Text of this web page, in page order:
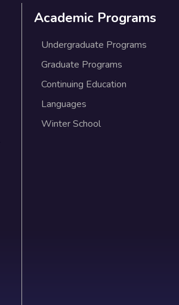
Academic Programs
Undergraduate Programs
Graduate Programs
Continuing Education
Languages
Winter School